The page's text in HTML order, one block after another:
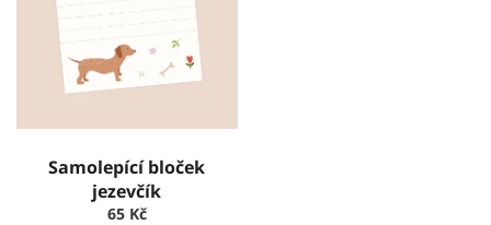
Samolepící bloček
jezevčík
65 Kč